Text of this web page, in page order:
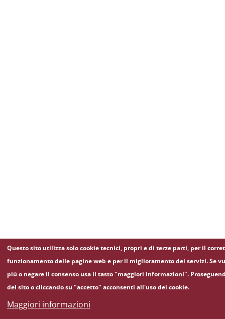
Questo sito utilizza solo cookie tecnici, propri e di terze parti, per il
funzionamento delle pagine web e per il miglioramento dei servizi. Se
più o negare il consenso usa il tasto "maggiori informazioni".
del sito o cliccando su "accetto" acconsenti all'uso dei cookie.
Maggiori informazioni